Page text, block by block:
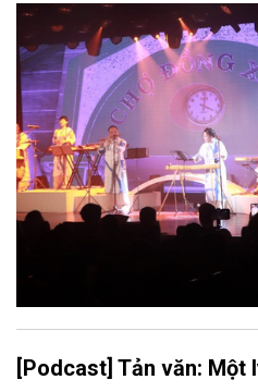
Long (số 31 - 33 phố Lương Văn
[Podcast] Tản văn: Một